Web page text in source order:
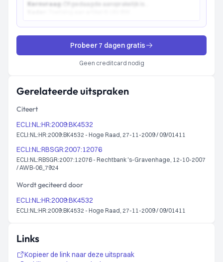
Kernvraag:
Probeer 7 dagen gratis
Geen creditcard nodig
Gerelateerde uitspraken
Citeert
ECLI:NL:HR:2009:BK4532
ECLI:NL:HR:2009:BK4532 - Hoge Raad, 27-11-2009 / 09/01411
ECLI:NL:RBSGR:2007:12076
ECLI:NL:RBSGR:2007:12076 - Rechtbank 's-Gravenhage, 12-10-2007
/ AWB-06_7924
Wordt geciteerd door
ECLI:NL:HR:2009:BK4532
ECLI:NL:HR:2009:BK4532 - Hoge Raad, 27-11-2009 / 09/01411
Links
Kopieer de link naar deze uitspraak